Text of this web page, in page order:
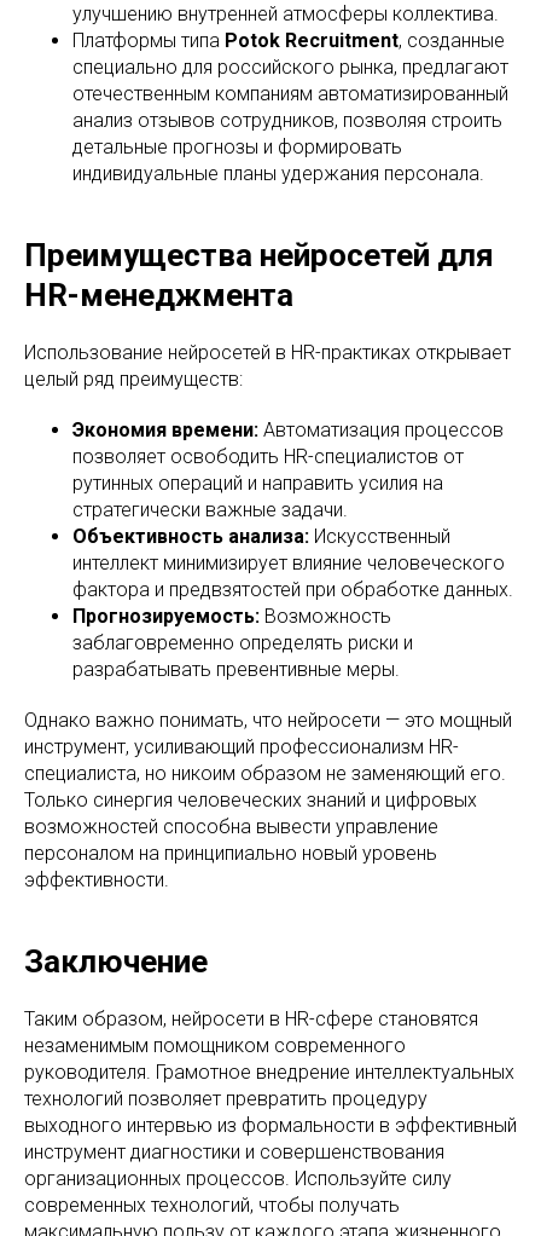
улучшению внутренней атмосферы коллектива.
Платформы типа Potok Recruitment, созданные
специально для российского рынка, предлагают
отечественным компаниям автоматизированный
анализ отзывов сотрудников, позволяя строить
детальные прогнозы и формировать
индивидуальные планы удержания персонала.
Преимущества нейросетей для
HR-менеджмента
Использование нейросетей в HR-практиках открывает
целый ряд преимуществ:
Экономия времени: Автоматизация процессов
позволяет освободить HR-специалистов от
рутинных операций и направить усилия на
стратегически важные задачи.
Объективность анализа: Искусственный
интеллект минимизирует влияние человеческого
фактора и предвзятостей при обработке данных.
Прогнозируемость: Возможность
заблаговременно определять риски и
разрабатывать превентивные меры.
Однако важно понимать, что нейросети — это мощный
инструмент, усиливающий профессионализм HR-
специалиста, но никоим образом не заменяющий его.
Только синергия человеческих знаний и цифровых
возможностей способна вывести управление
персоналом на принципиально новый уровень
эффективности.
Заключение
Таким образом, нейросети в HR-сфере становятся
незаменимым помощником современного
руководителя. Грамотное внедрение интеллектуальных
технологий позволяет превратить процедуру
выходного интервью из формальности в эффективный
инструмент диагностики и совершенствования
организационных процессов. Используйте силу
современных технологий, чтобы получать